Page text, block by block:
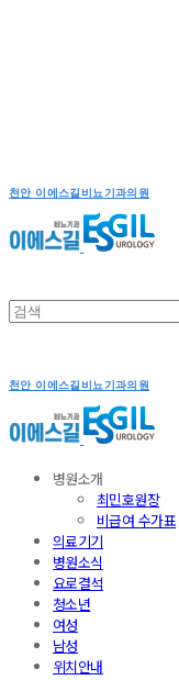
천안 이에스길비뇨기과의원
천안 이에스길비뇨기과의원
병원소개
최민호원장
비급여 수가표
의료기기
병원소식
요로결석
청소년
여성
남성
위치안내